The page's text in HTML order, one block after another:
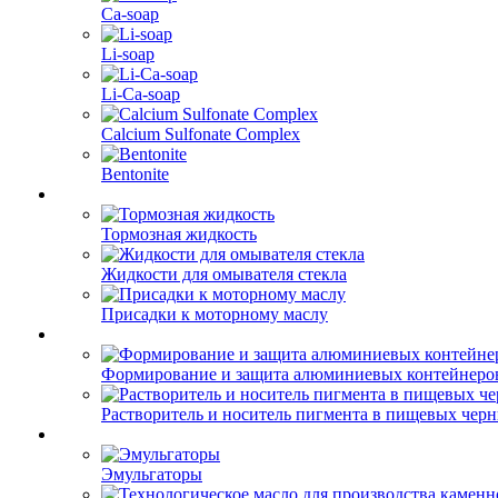
Ca-soap
Li-soap
Li-Ca-soap
Calcium Sulfonate Complex
Bentonite
Тормозная жидкость
Жидкости для омывателя стекла
Присадки к моторному маслу
Формирование и защита алюминиевых
Растворитель и носитель пигмента в пищевых
Эмульгаторы